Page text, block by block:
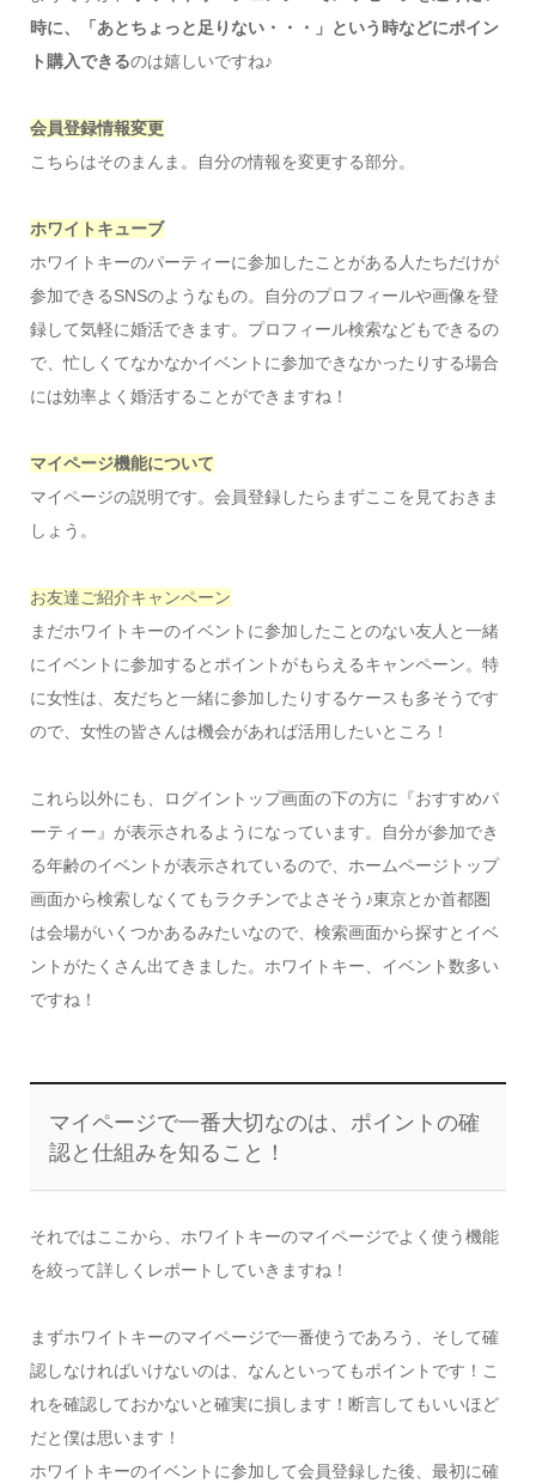
時に、「あとちょっと足りない・・・」という時などにポイン
ト購入できるのは嬉しいですね♪
会員登録情報変更
こちらはそのまんま。自分の情報を変更する部分。
ホワイトキューブ
ホワイトキーのパーティーに参加したことがある人たちだけが
参加できるSNSのようなもの。自分のプロフィールや画像を登
録して気軽に婚活できます。プロフィール検索などもできるの
で、忙しくてなかなかイベントに参加できなかったりする場合
には効率よく婚活することができますね！
マイページ機能について
マイページの説明です。会員登録したらまずここを見ておきま
しょう。
お友達ご紹介キャンペーン
まだホワイトキーのイベントに参加したことのない友人と一緒
にイベントに参加するとポイントがもらえるキャンペーン。特
に女性は、友だちと一緒に参加したりするケースも多そうです
ので、女性の皆さんは機会があれば活用したいところ！
これら以外にも、ログイントップ画面の下の方に『おすすめパ
ーティー』が表示されるようになっています。自分が参加でき
る年齢のイベントが表示されているので、ホームページトップ
画面から検索しなくてもラクチンでよさそう♪東京とか首都圏
は会場がいくつかあるみたいなので、検索画面から探すとイベ
ントがたくさん出てきました。ホワイトキー、イベント数多い
ですね！
マイページで一番大切なのは、ポイントの確
認と仕組みを知ること！
それではここから、ホワイトキーのマイページでよく使う機能
を絞って詳しくレポートしていきますね！
まずホワイトキーのマイページで一番使うであろう、そして確
認しなければいけないのは、なんといってもポイントです！こ
れを確認しておかないと確実に損します！断言してもいいほど
だと僕は思います！
ホワイトキーのイベントに参加して会員登録した後、最初に確